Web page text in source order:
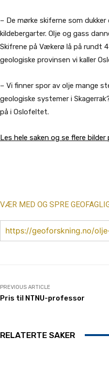
– De mørke skiferne som
kildebergarter. Olje og gass
Skifrene på Vækerø lå på rundt
geologiske provinsen vi kaller
– Vi finner spor av olje mange
geologiske systemer i
på i Oslofeltet.
Les hele saken og se flere
VÆR MED OG SPRE
https://geoforskning.no/
PREVIOUS ARTICLE
Pris til NTNU-professor
RELATERTE SAKER